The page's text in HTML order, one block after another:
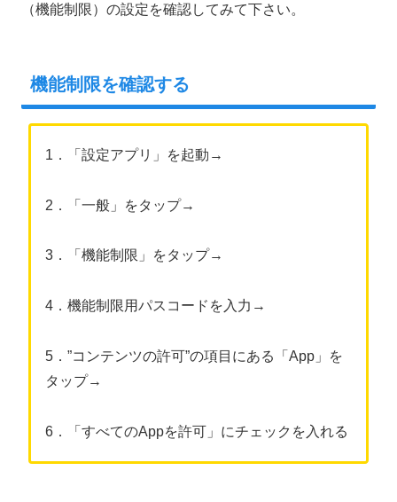
（機能制限）の設定を確認してみて下さい。
機能制限を確認する
1．「設定アプリ」を起動→
2．「一般」をタップ→
3．「機能制限」をタップ→
4．機能制限用パスコードを入力→
5．”コンテンツの許可”の項目にある「App」を
タップ→
6．「すべてのAppを許可」にチェックを入れる